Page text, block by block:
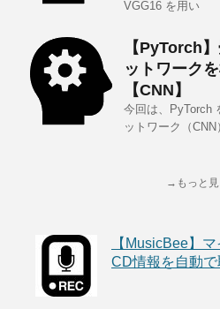
VGG16 を用い
【PyTorch
ットワーク
【CNN】
今回は、PyTorch
ットワーク（CNN
→もっと見
【MusicBee】
CD情報を自動で